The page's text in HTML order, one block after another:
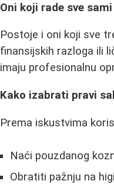
Oni koji rade sve sami
Postoje i oni koji sve
finansijskih razloga ili
imaju profesionalnu
Kako izabrati pravi
Prema iskustvima
Naći pouzdanog
Obratiti pažnju na